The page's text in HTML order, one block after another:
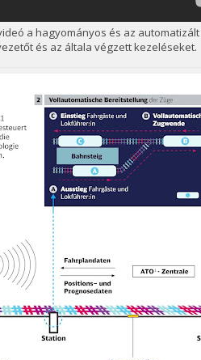
a hagyományos és az
és az általa végzett kezeléseket.